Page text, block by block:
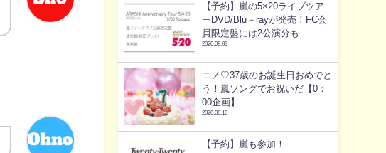
【予約】嵐の5×20ライブツア
ーDVD/Blu－rayが発売！FC会
員限定盤には2公演分も
2020.08.03
ニノ♡37歳のお誕生日おめでと
う！嵐ソングでお祝いだ【0：
00企画】
2020.06.16
【予約】嵐も参加！